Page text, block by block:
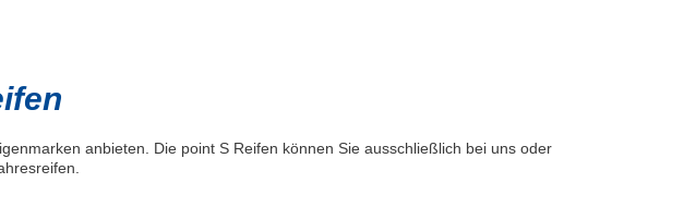
anbieten. Die point S Reifen können Sie ausschließlich bei uns oder